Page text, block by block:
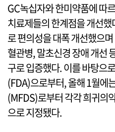
GC녹십자와 한미약품에 따
치료제들의 한계점을 개선
로 편의성을 대폭 개선했으
혈관병, 말초신경 장애 개선
구로 입증했다. 이를 바탕으
(FDA)으로부터, 올해 1월에
(MFDS)로부터 각각 희귀의
으로 지정됐다.